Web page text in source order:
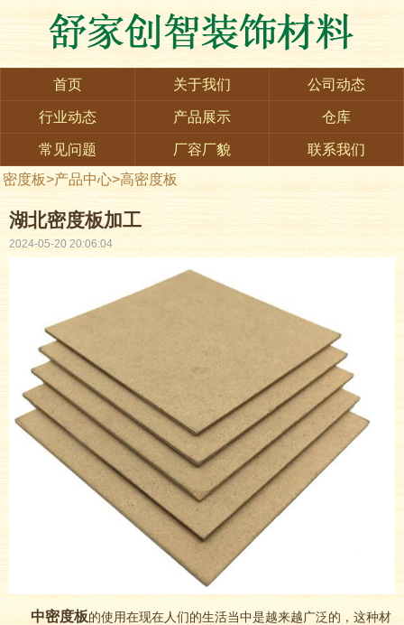
首页 关于我们 公司动态
行业动态 产品展示 仓库
常见问题 厂容厂貌
联系我们
密度板>产品中心>高密度板
湖北密度板加工
2024-05-20 20:06:04
中密度板的使用在现在人们的生活当中是越来越广泛的，这种材